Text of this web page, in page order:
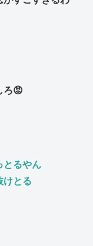
ろ😡
とるやん
けとる